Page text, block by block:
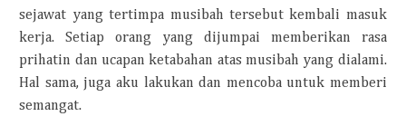
sejawat yang tertimpa musibah tersebut kembali masuk
kerja. Setiap orang yang dijumpai memberikan rasa
prihatin dan ucapan ketabahan atas musibah yang dialami.
Hal sama, juga aku lakukan dan mencoba untuk memberi
semangat.